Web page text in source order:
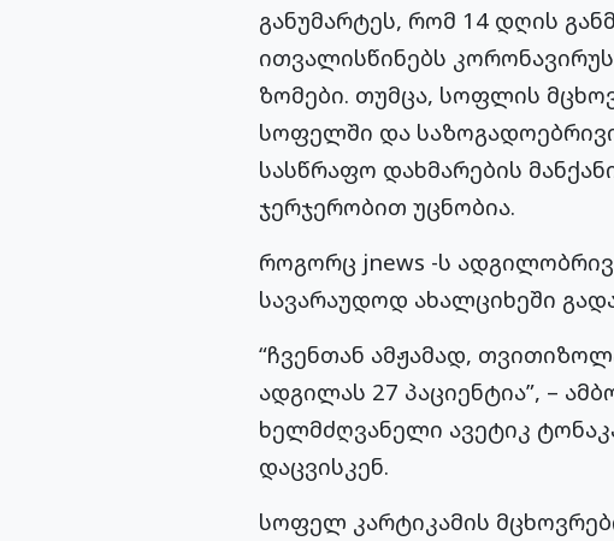
განუმარტეს, რომ 14 დღის
ითვალისწინებს
ზომები. თუმცა, სოფლის
სოფელში და
სასწრაფო დახმარების
ჯერჯერობით უცნობია.
როგორც jnews -ს
სავარაუდოდ ახალციხეში
“ჩვენთან ამჟამად,
ადგილას 27 პაციენტია”, –
ხელმძღვანელი ავეტიკ
დაცვისკენ.
სოფელ კარტიკამის